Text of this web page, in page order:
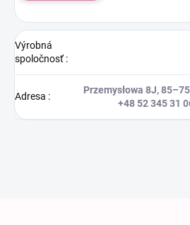
Výrobná
spoločnosť:
Adresa :
Przemysłowa 8J,
+48 52 345 31